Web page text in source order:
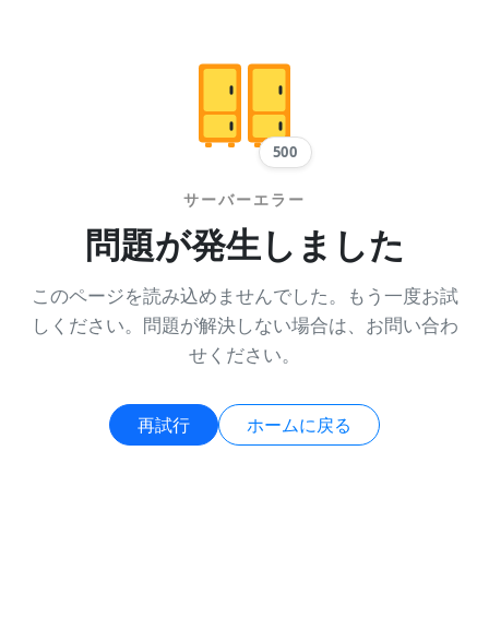
500
サーバーエラー
問題が発生しました
このページを読み込めませんでした。もう一度お試
しください。問題が解決しない場合は、お問い合わ
せください。
再試行 ホームに戻る